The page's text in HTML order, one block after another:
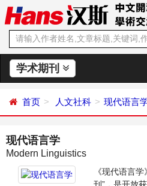
学术期刊
首页 人文社科 现代语言
现代语言学
Modern Linguistics
《现代语言